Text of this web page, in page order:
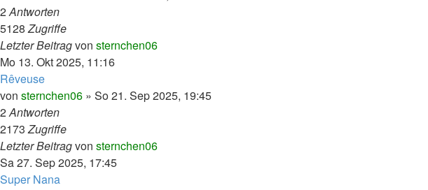
2Antworten
5128Zugriffe
Letzter Beitragvon sternchen06
Mo 13. Okt 2025, 11:16
Rêveuse
von sternchen06 » So 21. Sep 2025, 19:45
2Antworten
2173Zugriffe
Letzter Beitragvon sternchen06
Sa 27. Sep 2025, 17:45
Super Nana